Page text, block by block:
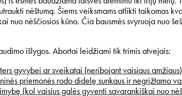
nėštumą. Šiems veiksmams atlikti taikomas
nuo nėščiosios kūno. Čia bausmės svyruoja nuo
išlygos. Abortai leidžiami tik trimis atvejais:
gyvybei ar sveikatai (neribojant vaisiaus amžiaus)
priemonės rodo didelę sunkaus ir negrįžtamo
(kol vaisius galės gyventi savarankiškai nuo